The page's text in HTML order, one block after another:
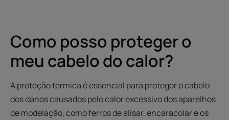
Como posso proteger o
meu cabelo do calor?
A proteção térmica é essencial para proteger o cabelo
dos danos causados pelo calor excessivo dos aparelhos
de modelação, como ferros de alisar, encaracolar e os